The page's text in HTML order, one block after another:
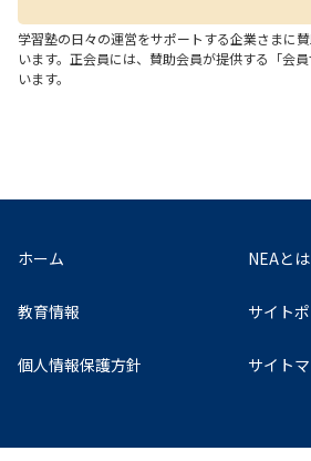
学習塾の日々の運営をサポートする企業さまに
います。正会員には、賛助会員が提供する「会
います。
ホーム NEAとは
教育情報 サイト
個人情報保護方針 サイト